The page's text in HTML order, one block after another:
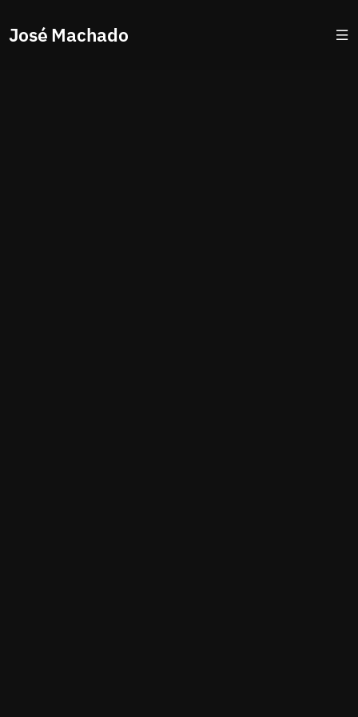
José Machado